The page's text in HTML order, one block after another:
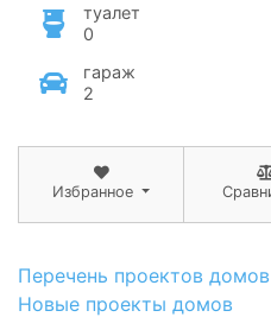
туалет
0
гараж
2
Избранное
Перечень проектов домов
Новые проекты домов